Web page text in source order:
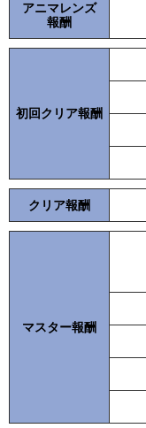
アニマレンズ
報酬
初回クリア報酬
クリア報酬
マスター報酬